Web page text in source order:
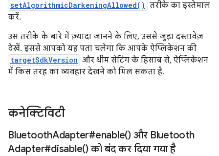
setAlgorithmicDarkeningAllowed() तरीके का इस्तेमाल
करें.
उस तरीके के बारे में ज़्यादा जानने के लिए, उससे जुड़ा दस्तावेज़
देखें. इससे आपको यह पता चलेगा कि आपके ऐप्लिकेशन की
targetSdkVersion और थीम सेटिंग के हिसाब से, ऐप्लिकेशन
में किस तरह का व्यवहार देखने को मिल सकता है.
कनेक्टिविटी
BluetoothAdapter#enable() और Bluetooth
Adapter#disable() को बंद कर दिया गया है